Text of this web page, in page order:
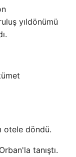
yıldönümü
otele döndü.
tanıştı.